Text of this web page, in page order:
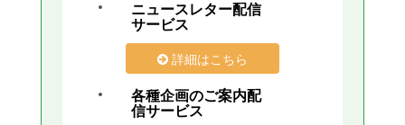
ニュースレター配信
サービス
詳細はこちら
各種企画のご案内配
信サービス